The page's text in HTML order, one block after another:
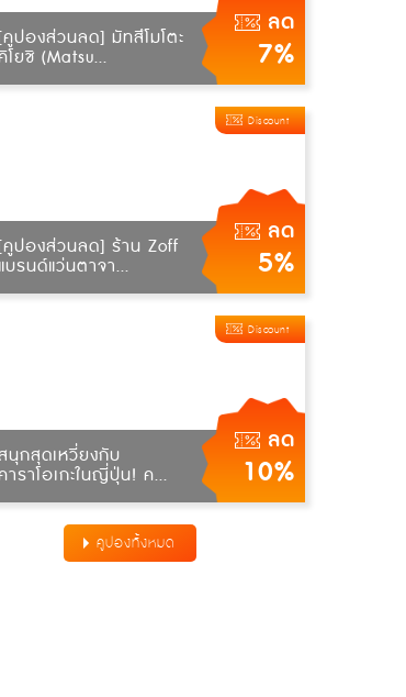
ลด
7%
ปองส่วนลด] มัทสึโมโตะ
โยชิ (Matsu...
ลด
5%
Discount
ปองส่วนลด] ร้าน Zoff
แบรนด์แว่นตาจา...
ลด
10%
Discount
นุกสุดเหวี่ยงกับ
าราโอเกะในญี่ปุ่น! ค...
คูปองทั้งหมด